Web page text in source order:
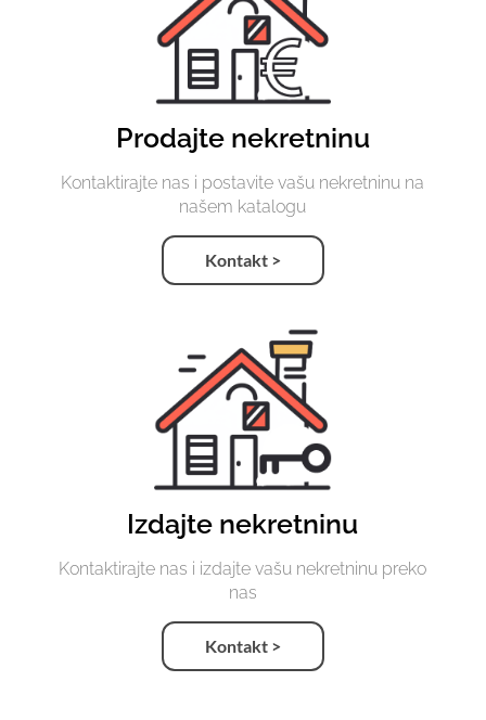
Prodajte nekretninu
Kontaktirajte nas i postavite vašu nekretninu na
našem katalogu
Kontakt >
Izdajte nekretninu
Kontaktirajte nas i izdajte vašu nekretninu preko
nas
Kontakt >